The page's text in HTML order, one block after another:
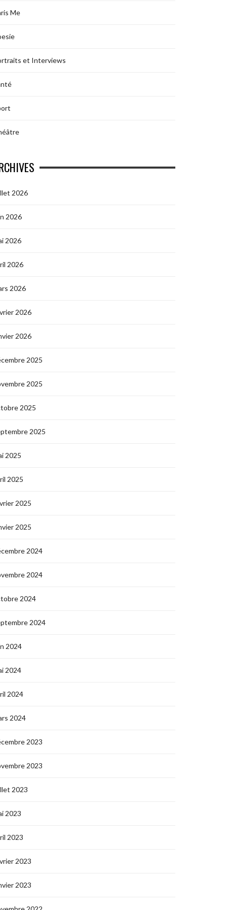
Me
et Interviews
2026
2026
2026
2026
2026
2026
2026
2025
2025
2025
2025
2025
2025
2025
2025
2024
2024
2024
2024
2024
2024
2024
2024
2023
2023
2023
2023
2023
2023
2023